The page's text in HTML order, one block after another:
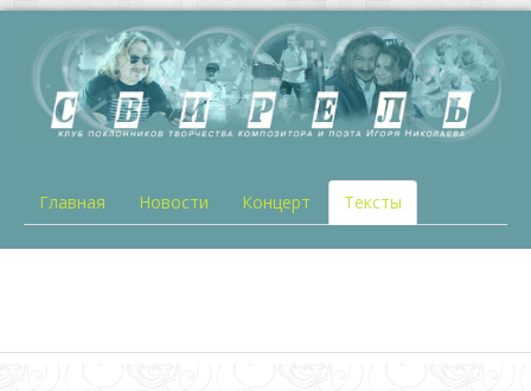
Главная Новости Концерт Тексты